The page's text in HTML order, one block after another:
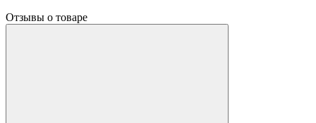
Отзывы о товаре